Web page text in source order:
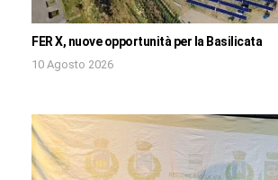
FER X, nuove opportunità per la Basilicata
10 Agosto 2026